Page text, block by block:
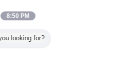
8:50 PM
looking for?